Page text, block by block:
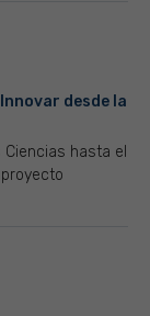
desde la
hasta el